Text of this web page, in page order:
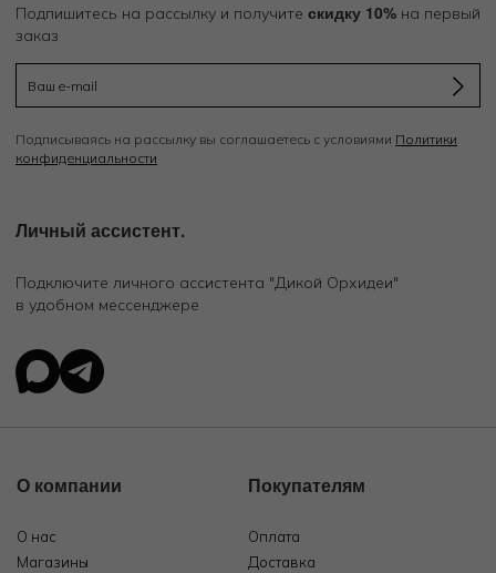
Подпишитесь на рассылку и получите скидку 10% на первый
заказ
Подписываясь на рассылку вы соглашаетесь с условиями Политики
конфиденциальности
Личный ассистент.
Подключите личного ассистента "Дикой Орхидеи"
в удобном мессенджере
О компании
О нас
Магазины
Покупателям
Оплата
Доставка